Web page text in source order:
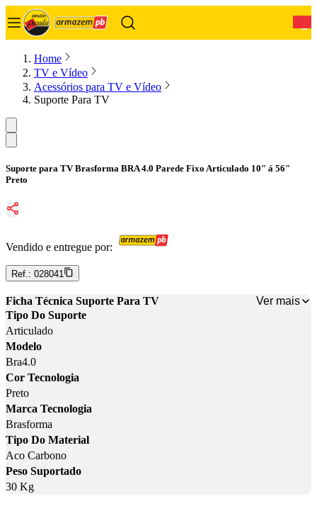
Home
TV e Vídeo
Acessórios para TV e Vídeo
Suporte Para TV
Suporte para TV Brasforma BRA 4.0 Parede Fixo Articulado 10" á 56"
Preto
Vendido e entregue por:
Ref.: 028041
Ficha Técnica Suporte Para TV
Ver mais
Tipo Do Suporte
Articulado
Modelo
Bra4.0
Cor Tecnologia
Preto
Marca Tecnologia
Brasforma
Tipo Do Material
Aco Carbono
Peso Suportado
30 Kg